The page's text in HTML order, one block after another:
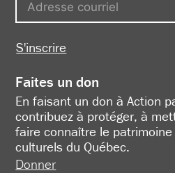
S'inscrire
Faites un don
En faisant un don à Action
contribuez à protéger, à
faire connaître le
culturels du Québec.
Donner